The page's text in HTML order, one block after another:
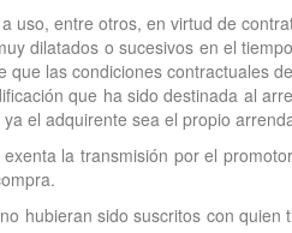
entre otros, en virtud de
dilatados o sucesivos en el
las condiciones contractuales
que ha sido destinada al
el adquirente sea el propio
la transmisión por el
hubieran sido suscritos con